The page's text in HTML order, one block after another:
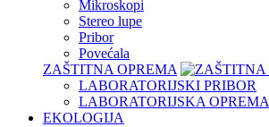
Mikroskopi
Stereo lupe
Pribor
Povećala
ZAŠTITNA OPREMA
LABORATORIJSKI PRIBOR
LABORATORIJSKA OPREMA
EKOLOGIJA